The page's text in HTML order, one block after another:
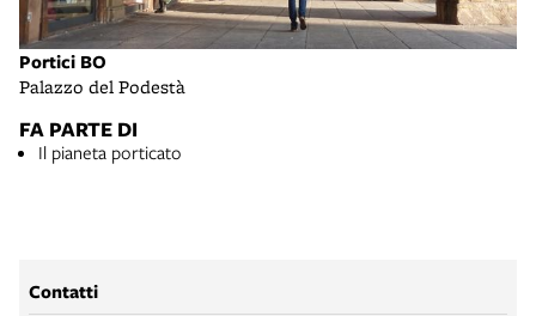
Portici BO
Palazzo del Podestà
FA PARTE DI
Il pianeta porticato
Contatti